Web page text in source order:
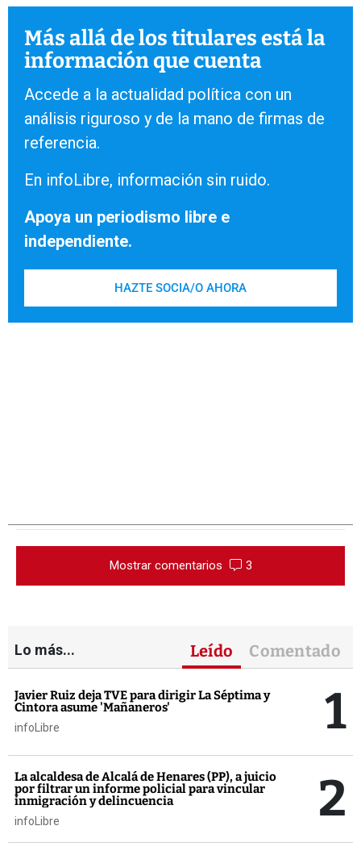
Más allá de los titulares está la
información que cuenta
Accede a la actualidad política con un
análisis riguroso y de la mano de firmas de
referencia.
En infoLibre, información sin ruido.
Apoya un periodismo libre e
independiente.
HAZTE SOCIA/O AHORA
Mostrar comentarios 3
Lo más... Leído Comentado
Javier Ruiz deja TVE para dirigir La Séptima y
Cintora asume 'Mañaneros'
infoLibre 1
La alcaldesa de Alcalá de Henares (PP), a juicio
por filtrar un informe policial para vincular
inmigración y delincuencia
infoLibre 2